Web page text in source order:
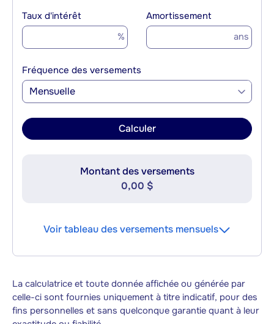
Taux d'intérêt
%
Amortissement
ans
Fréquence des versements
Mensuelle
Calculer
Montant des versements
0,00 $
Voir tableau des versements mensuels
La calculatrice et toute donnée affichée ou générée par
celle-ci sont fournies uniquement à titre indicatif, pour des
fins personnelles et sans quelconque garantie quant à leur